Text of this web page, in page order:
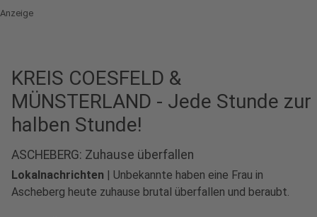
Anzeige
KREIS COESFELD &
MÜNSTERLAND - Jede Stunde zur
halben Stunde!
ASCHEBERG: Zuhause überfallen
Lokalnachrichten | Unbekannte haben eine Frau in
Ascheberg heute zuhause brutal überfallen und beraubt.